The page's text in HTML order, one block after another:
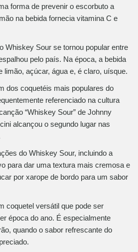
forma de prevenir o escorbuto a
na bebida fornecia vitamina C e
Whiskey Sour se tornou popular entre
pelo país. Na época, a bebida
limão, açúcar, água e, é claro, uísque.
dos coquetéis mais populares do
referenciado na cultura
“Whiskey Sour” de Johnny
alcançou o segundo lugar nas
do Whiskey Sour, incluindo a
para dar uma textura mais cremosa e
por xarope de bordo para um sabor
coquetel versátil que pode ser
época do ano. É especialmente
quando o sabor refrescante do